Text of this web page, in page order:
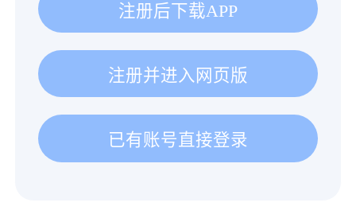
注册后下载APP
注册并进入网页版
已有账号直接登录